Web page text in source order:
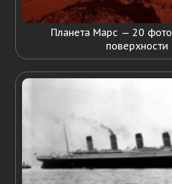
Планета Марс — 20
поверхности